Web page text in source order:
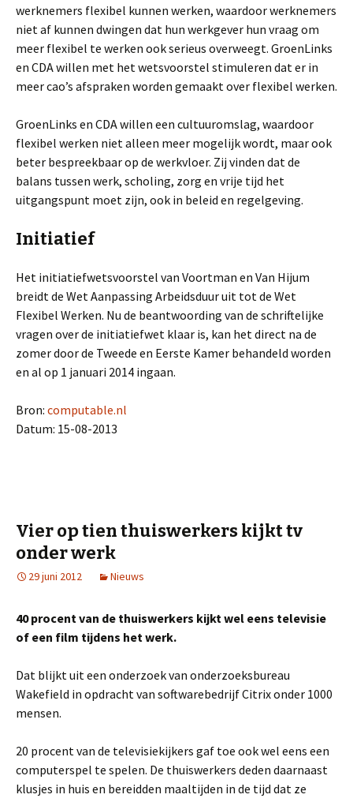
werknemers flexibel kunnen werken, waardoor werknemers
niet af kunnen dwingen dat hun werkgever hun vraag om
meer flexibel te werken ook serieus overweegt. GroenLinks
en CDA willen met het wetsvoorstel stimuleren dat er in
meer cao’s afspraken worden gemaakt over flexibel werken.
GroenLinks en CDA willen een cultuuromslag, waardoor
flexibel werken niet alleen meer mogelijk wordt, maar ook
beter bespreekbaar op de werkvloer. Zij vinden dat de
balans tussen werk, scholing, zorg en vrije tijd het
uitgangspunt moet zijn, ook in beleid en regelgeving.
Initiatief
Het initiatiefwetsvoorstel van Voortman en Van Hijum
breidt de Wet Aanpassing Arbeidsduur uit tot de Wet
Flexibel Werken. Nu de beantwoording van de schriftelijke
vragen over de initiatiefwet klaar is, kan het direct na de
zomer door de Tweede en Eerste Kamer behandeld worden
en al op 1 januari 2014 ingaan.
Bron: computable.nl
Datum: 15-08-2013
Vier op tien thuiswerkers kijkt tv
onder werk
29 juni 2012 Nieuws
40 procent van de thuiswerkers kijkt wel eens televisie
of een film tijdens het werk.
Dat blijkt uit een onderzoek van onderzoeksbureau
Wakefield in opdracht van softwarebedrijf Citrix onder 1000
mensen.
20 procent van de televisiekijkers gaf toe ook wel eens een
computerspel te spelen. De thuiswerkers deden daarnaast
klusjes in huis en bereidden maaltijden in de tijd dat ze